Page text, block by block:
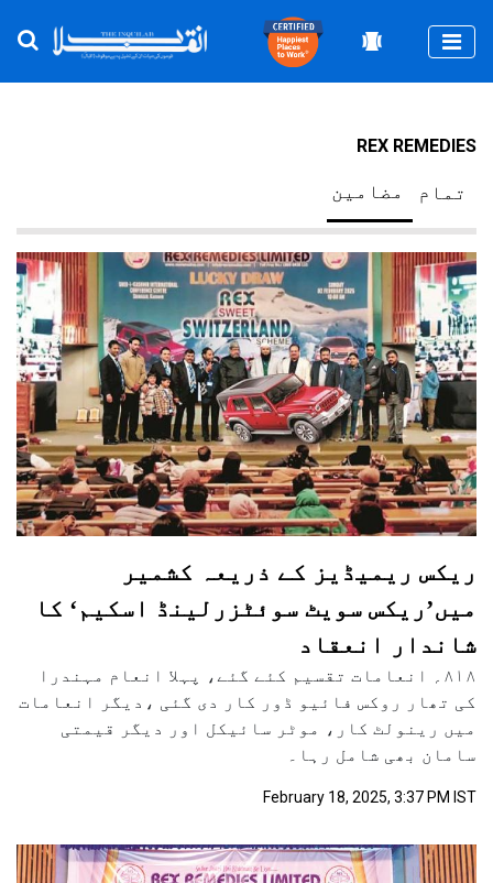
REX REMEDIES
مضامین تمام
ریکس ریمیڈیز کے ذریعہ کشمیر
میں’ریکس سویٹ سوئٹزرلینڈ اسکیم‘ کا
شاندار انعقاد
۸۱۸؍ انعامات تقسیم کئے گئے، پہلا انعام مہندرا
کی تھار روکس فائیو ڈور کار دی گئی ،دیگر انعامات
میں رینولٹ کار، موٹر سائیکل اور دیگر قیمتی
سامان بھی شامل رہا۔
February 18, 2025, 3:37 PM IST